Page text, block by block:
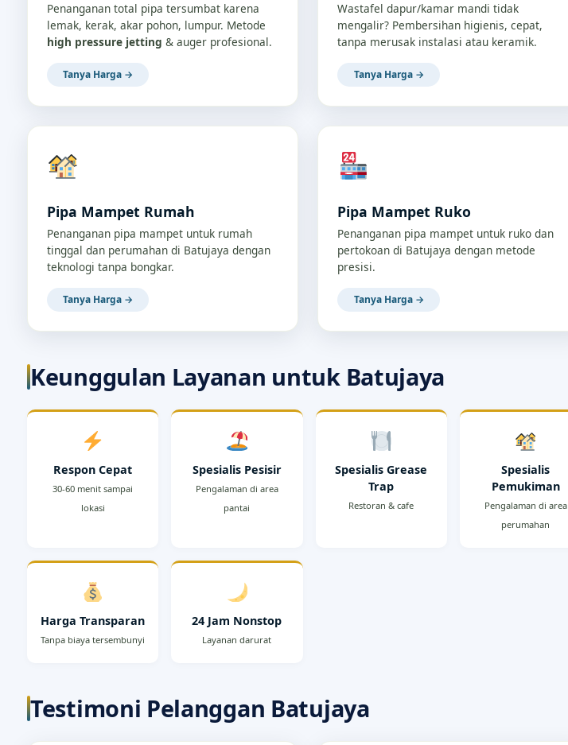
Penanganan total pipa tersumbat karena
lemak, kerak, akar pohon, lumpur. Metode
high pressure jetting & auger profesional.
Tanya Harga →
Wastafel dapur/kamar mandi tidak
mengalir? Pembersihan higienis, cepat,
tanpa merusak instalasi atau keramik.
Tanya Harga →
Pipa Mampet Rumah
Penanganan pipa mampet untuk rumah
tinggal dan perumahan di Batujaya dengan
teknologi tanpa bongkar.
Tanya Harga →
Pipa Mampet Ruko
Penanganan pipa mampet untuk ruko dan
pertokoan di Batujaya dengan metode
presisi.
Tanya Harga →
Keunggulan Layanan untuk Batujaya
Respon Cepat
30-60 menit sampai
lokasi
Spesialis Pesisir
Pengalaman di area
pantai
Spesialis Grease
Trap
Restoran & cafe
Spesialis
Pemukiman
Pengalaman di area
perumahan
Harga Transparan
Tanpa biaya tersembunyi
24 Jam Nonstop
Layanan darurat
Testimoni Pelanggan Batujaya